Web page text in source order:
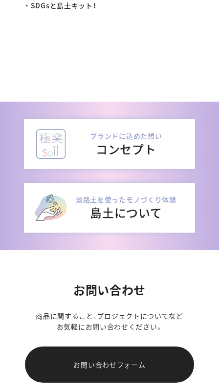
SDGsと島土キット！
ブランドに込めた想い
コンセプト
淡路土を使ったモノづくり体験
島土について
お問い合わせ
商品に関すること、プロジェクトについてなど
お気軽にお問い合わせください。
お問い合わせフォーム